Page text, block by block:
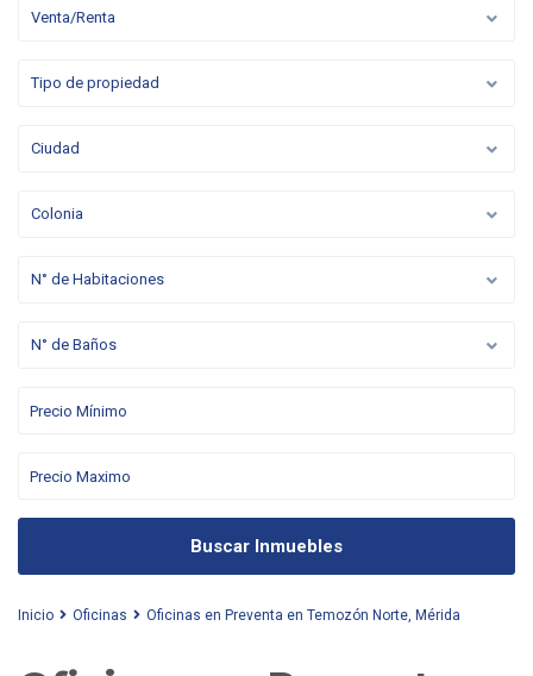
Venta/Renta
Tipo de propiedad
Ciudad
Colonia
N° de Habitaciones
N° de Baños
Buscar Inmuebles
Inicio Oficinas Oficinas en Preventa en Temozón Norte, Mérida